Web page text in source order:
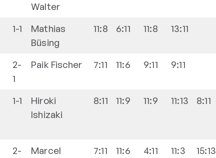
Walter
1-1
Mathias
Büsing
11:8 6:11 11:8 13:11
2-
1
Paik Fischer 7:11 11:6 9:11 9:11
1-1
Hiroki
Ishizaki
8:11 11:9 11:9 11:13 8:11
2-
Marcel
7:11 11:6 4:11 11:3 15:13